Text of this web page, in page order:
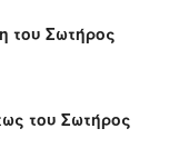
του Σωτήρος
του Σωτήρος